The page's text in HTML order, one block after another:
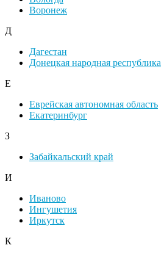
Воронеж
Д
Дагестан
Донецкая народная республика
Е
Еврейская автономная область
Екатеринбург
З
Забайкальский край
И
Иваново
Ингушетия
Иркутск
К